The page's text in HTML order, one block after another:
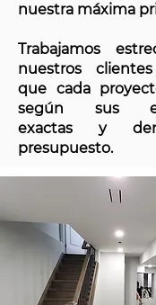
nuestra máxima
Trabajamos
nuestros clientes
que cada
según sus
exactas y
presupuesto.